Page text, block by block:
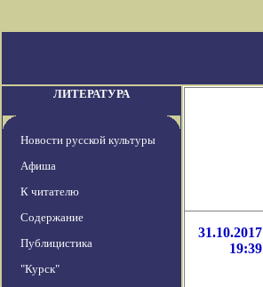
ЛИТЕРАТУРА
Новости русской культуры
Афиша
К читателю
Содержание
Публицистика
"Курск"
31.10.2017
19:39